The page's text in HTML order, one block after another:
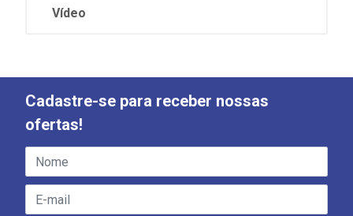
Vídeo
Cadastre-se para receber nossas
ofertas!